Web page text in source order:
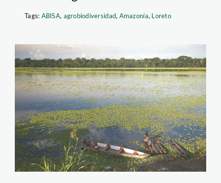
Tags: ABISA, agrobiodiversidad, Amazonía, Loreto
Pacaya